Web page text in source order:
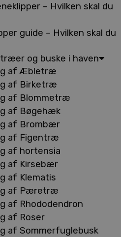
– Hvilken skal du
guide – Hvilken skal du
og buske i haven
af Æbletræ
af Birketræ
af Blommetræ
af Bøgehæk
af Brombær
af Figentræ
af hortensia
af Kirsebær
af Klematis
af Pæretræ
af Rhododendron
af Roser
af Sommerfuglebusk